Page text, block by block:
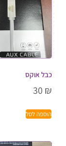
כבל אוקס
30 ₪
הוספה לסל